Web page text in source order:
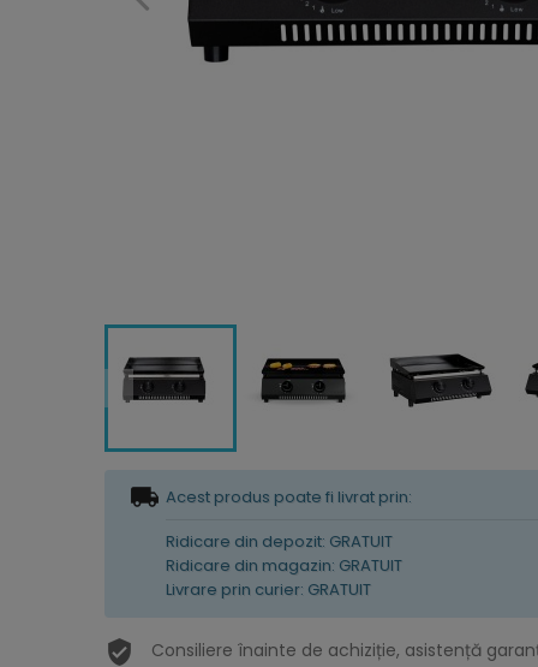
Acest produs poate fi livrat prin:
Ridicare din depozit: GRATUIT
Ridicare din magazin: GRATUIT
Livrare prin curier: GRATUIT
Consiliere înainte de achiziție, asistență